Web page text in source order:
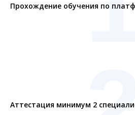
Прохождение обучения по
Аттестация минимум 2